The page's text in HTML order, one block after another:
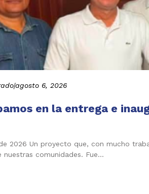
|agosto 6, 2026
en la entrega e
2026 Un proyecto que, con mucho
nuestras comunidades. Fue…